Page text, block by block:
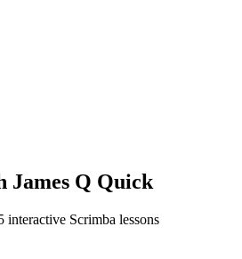
James Q Quick
Scrimba lessons